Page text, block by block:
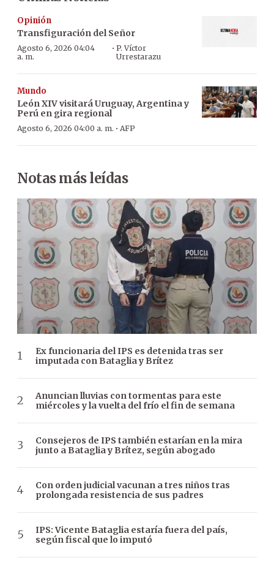
Opinión
Transfiguración del Señor
Agosto 6, 2026 04:04
a. m.
· P. Víctor
Urrestarazu
Mundo
León XIV visitará Uruguay, Argentina y
Perú en gira regional
Agosto 6, 2026 04:00 a. m. · AFP
Notas más leídas
Ex funcionaria del IPS es detenida tras ser
imputada con Bataglia y Brítez
Anuncian lluvias con tormentas para este
miércoles y la vuelta del frío el fin de semana
Consejeros de IPS también estarían en la mira
junto a Bataglia y Brítez, según abogado
Con orden judicial vacunan a tres niños tras
prolongada resistencia de sus padres
IPS: Vicente Bataglia estaría fuera del país,
según fiscal que lo imputó